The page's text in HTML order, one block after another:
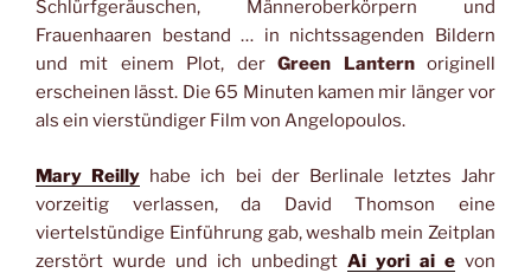
Schlürfgeräuschen, Männeroberkörpern und
Frauenhaaren bestand … in nichtssagenden Bildern
und mit einem Plot, derGreen Lanternoriginell
erscheinen lässt. Die 65 Minuten kamen mir länger vor
als ein vierstündiger Film von Angelopoulos.
Mary Reilly habe ich bei der Berlinale letztes Jahr
vorzeitig verlassen, da David Thomson eine
viertelstündige Einführung gab, weshalb mein Zeitplan
zerstört wurde und ich unbedingt Ai yori ai e von